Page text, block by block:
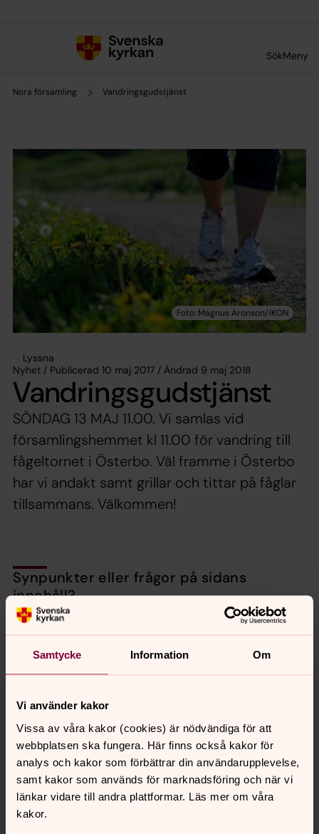
Samtycke Information Om
Vi använder kakor
Vissa av våra kakor (cookies) är nödvändiga för att
webbplatsen ska fungera. Här finns också kakor för
analys och kakor som förbättrar din användarupplevelse,
samt kakor som används för marknadsföring och när vi
länkar vidare till andra plattformar. Läs mer om våra
kakor.
SökMeny
Nora församling Vandringsgudstjänst
Lyssna
Nyhet / Publicerad 10 maj 2017 / Ändrad 9 maj 2018
Vandringsgudstjänst
SÖNDAG 13 MAJ 11.00. Vi samlas vid
församlingshemmet kl 11.00 för vandring till
fågeltornet i Österbo. Väl framme i Österbo
har vi andakt samt grillar och tittar på fåglar
tillsammans. Välkommen!
Synpunkter eller frågor på sidans
innehåll?
nora.tarnsjo.forsamling@svenskakyrkan.se
Kontakt
Kalender